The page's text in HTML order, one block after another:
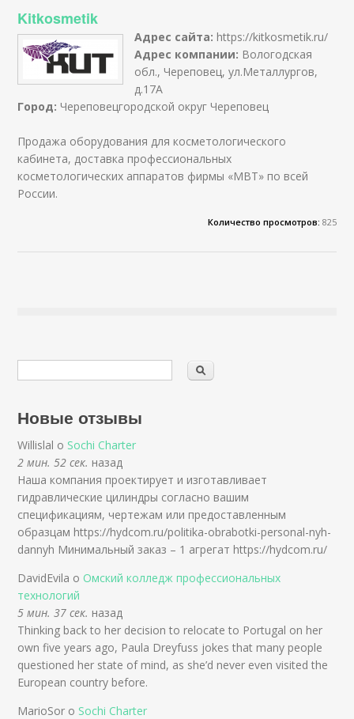
Kitkosmetik
Адрес сайта: https://kitkosmetik.ru/
Адрес компании: Вологодская
обл., Череповец, ул.Металлургов,
д.17А
Город: Череповецгородской округ Череповец
Продажа оборудования для косметологического
кабинета, доставка профессиональных
косметологических аппаратов фирмы «MBT» по всей
России.
Количество просмотров: 825
Новые отзывы
Willislal о Sochi Charter
2 мин. 52 сек. назад
Наша компания проектирует и изготавливает
гидравлические цилиндры согласно вашим
спецификациям, чертежам или предоставленным
образцам https://hydcom.ru/politika-obrabotki-personal-nyh-
dannyh Минимальный заказ – 1 агрегат https://hydcom.ru/
DavidEvila о Омский колледж профессиональных
технологий
5 мин. 37 сек. назад
Thinking back to her decision to relocate to Portugal on her
own five years ago, Paula Dreyfuss jokes that many people
questioned her state of mind, as she’d never even visited the
European country before.
MarioSor о Sochi Charter